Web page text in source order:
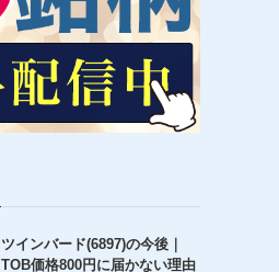
ツインバード(6897)の今後｜
TOB価格800円に届かない理由